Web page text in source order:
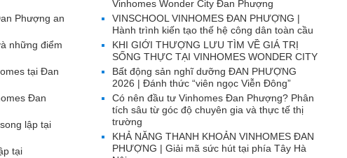
Vinhomes Wonder City Đan Phượng
VINSCHOOL VINHOMES ĐAN PHƯỢNG |
Hành trình kiến tạo thế hệ công dân toàn cầu
KHI GIỚI THƯỢNG LƯU TÌM VỀ GIÁ TRỊ
SỐNG THỰC TẠI VINHOMES WONDER CITY
Bất động sản nghĩ dưỡng ĐAN PHƯỢNG
2026 | Đánh thức “viên ngọc Viễn Đông”
Có nên đầu tư Vinhomes Đan Phượng? Phân
tích sâu từ góc độ chuyên gia và thực tế thị
trường
KHẢ NĂNG THANH KHOẢN VINHOMES ĐAN
PHƯỢNG | Giải mã sức hút tại phía Tây Hà
Phượng an
những điểm
tại Đan
Đan
lập tại
tại